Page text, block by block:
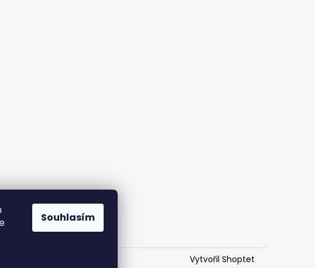
Souhlasím
Vytvořil Shoptet